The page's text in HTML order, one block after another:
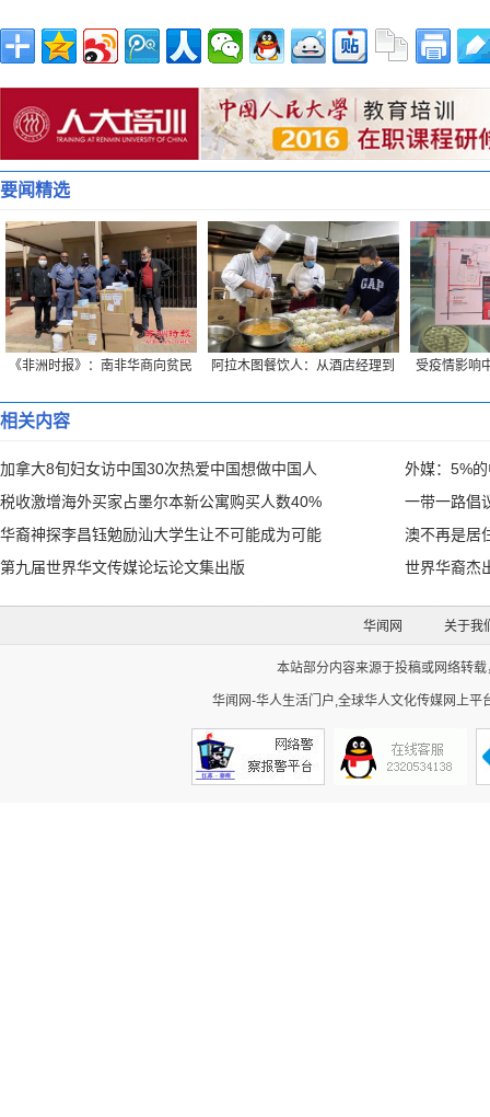
要闻精选
《非洲时报》：南非华商向贫民
阿拉木图餐饮人：从酒店经理到
受疫情影响
相关内容
加拿大8旬妇女访中国30次热爱中国想做中国人
外媒：5%
税收激增海外买家占墨尔本新公寓购买人数40%
一带一路倡
华裔神探李昌钰勉励汕大学生让不可能成为可能
澳不再是居
第九届世界华文传媒论坛论文集出版
世界华裔杰
华闻网 关于我
本站部分内容来源于投稿或网络转
华闻网-华人生活门户,全球华人文化传媒网上